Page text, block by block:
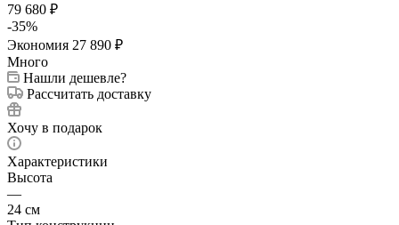
79 680 ₽
-35%
Экономия 27 890 ₽
Много
Нашли дешевле?
Рассчитать доставку
Хочу в подарок
Характеристики
Высота
—
24 см